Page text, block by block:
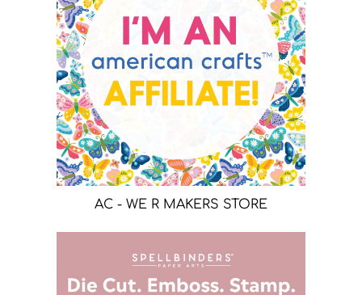
AC - WE R MAKERS STORE